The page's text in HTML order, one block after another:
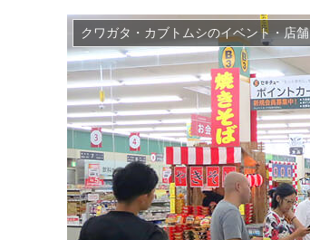
クワガタ・カブトムシのイベント・店舗